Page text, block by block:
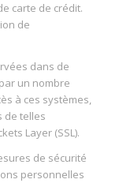
carte de crédit.
de
dans de
un nombre
à ces systèmes,
de telles
Layer (SSL).
de sécurité
personnelles